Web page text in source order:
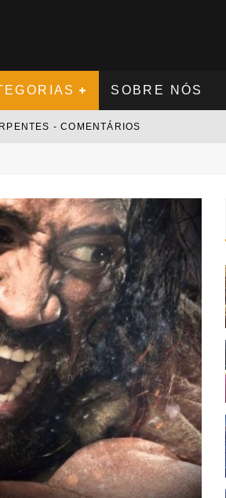
SOBRE NÓS
- COMENTÁRIOS